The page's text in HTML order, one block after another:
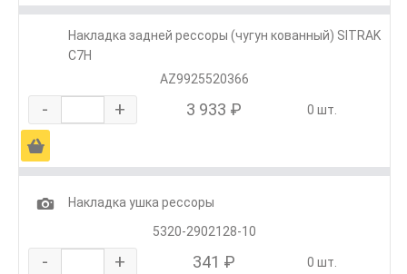
Накладка задней рессоры (чугун кованный) SITRAK
C7H
AZ9925520366
- + 3 933 ₽ 0 шт.
Ä
1
Накладка ушка рессоры
5320-2902128-10
- + 341 ₽ 0 шт.